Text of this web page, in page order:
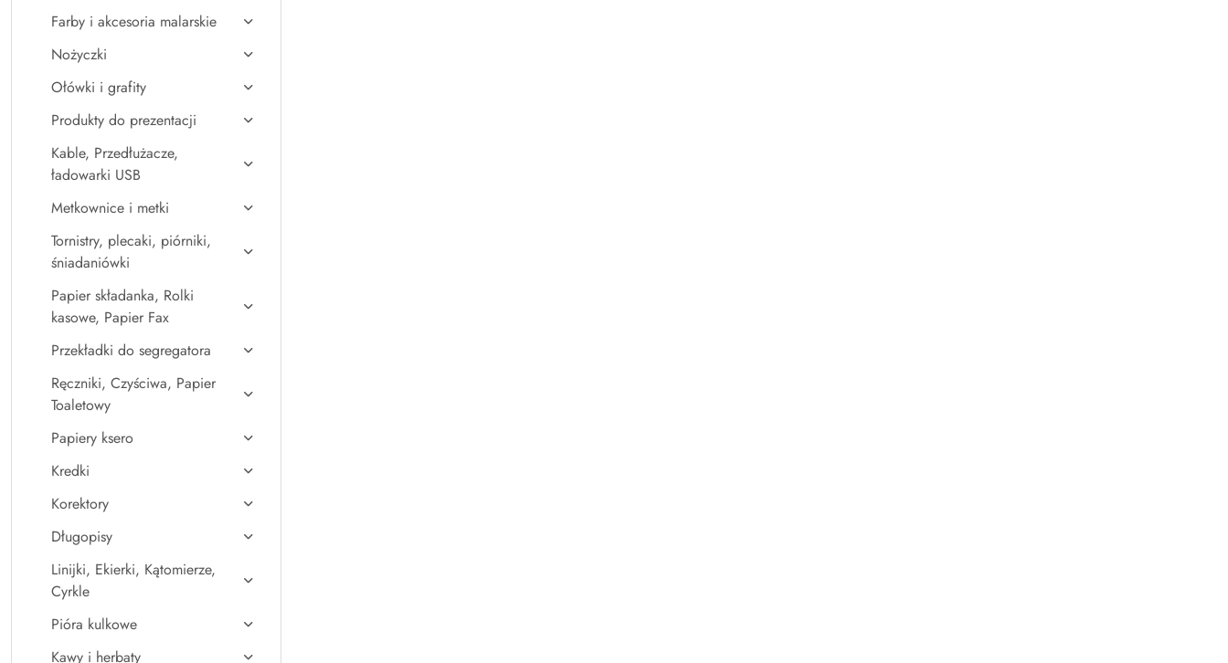
Farby i akcesoria malarskie
Nożyczki
Ołówki i grafity
Produkty do prezentacji
Kable, Przedłużacze,
ładowarki USB
Metkownice i metki
Tornistry, plecaki, piórniki,
śniadaniówki
Papier składanka, Rolki
kasowe, Papier Fax
Przekładki do segregatora
Ręczniki, Czyściwa, Papier
Toaletowy
Papiery ksero
Kredki
Korektory
Długopisy
Linijki, Ekierki, Kątomierze,
Cyrkle
Pióra kulkowe
Kawy i herbaty